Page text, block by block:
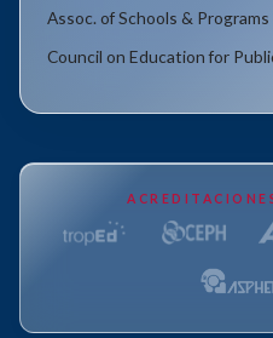
Assoc. of Schools &
Council on Education for